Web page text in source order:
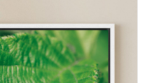
à
130,00 €